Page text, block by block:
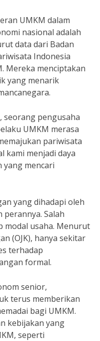
UMKM dalam
nasional adalah
data dari Badan
Indonesia
Mereka menciptakan
yang menarik
seorang pengusaha
UMKM merasa
pariwisata
kami menjadi daya
mencari
yang dihadapi oleh
Salah
modal usaha. Menurut
(OJK), hanya sekitar
terhadap
formal.
senior,
terus memberikan
bagi UMKM.
kebijakan yang
seperti